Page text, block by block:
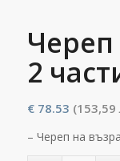
Череп
2
€78.53 (153,59
– Череп на